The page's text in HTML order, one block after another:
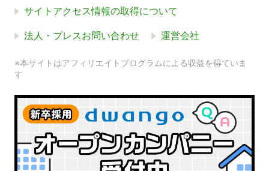
サイトアクセス情報の取得について
法人・プレスお問い合わせ 運営会社
※本サイトはアフィリエイトプログラムによる収益を得ていま
す